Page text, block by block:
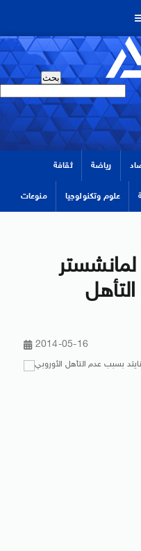
رياضة ثقافة
علوم وتكنولوجيا منوعات
لمانشستر
2014-05-16